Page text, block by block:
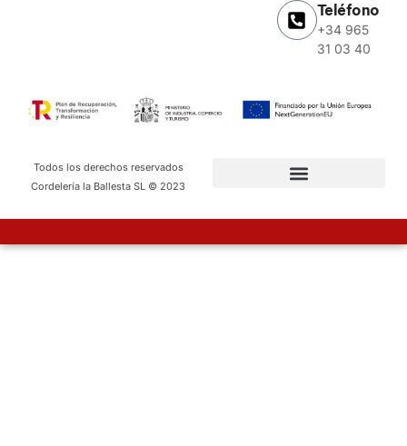
Teléfono
+34 965
31 03 40
Todos los derechos reservados
Cordelería la Ballesta SL © 2023